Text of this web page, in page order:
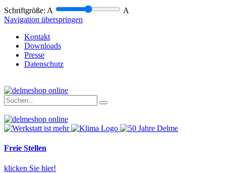
Schriftgröße: A
A
Navigation überspringen
Kontakt
Downloads
Presse
Datenschutz
Freie Stellen
klicken Sie hier!